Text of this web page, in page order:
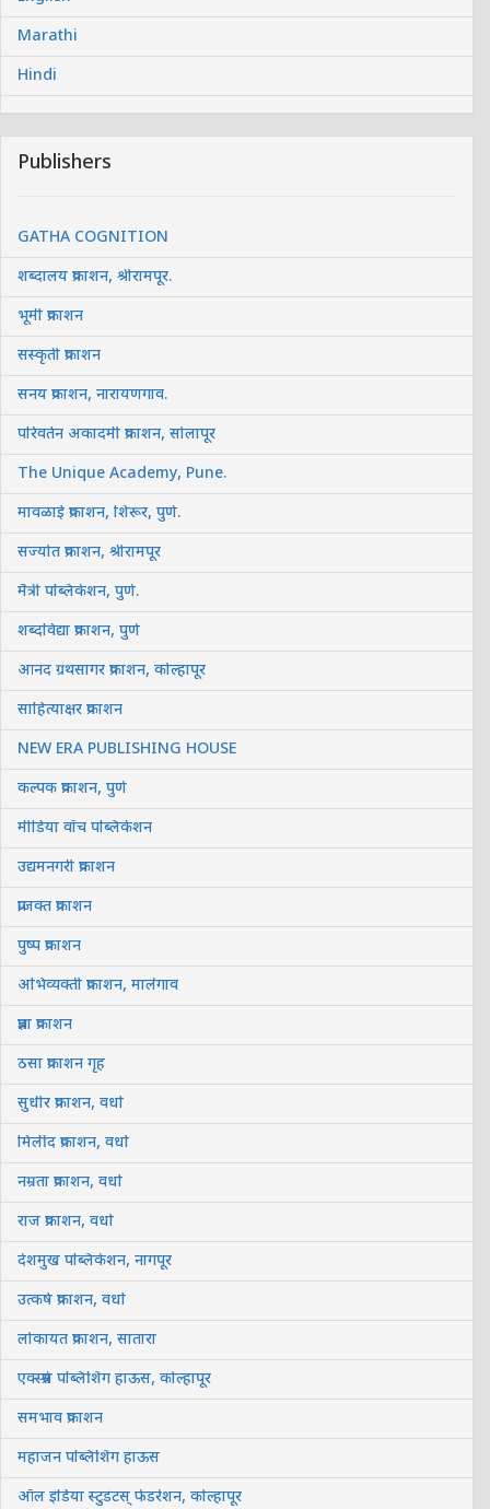
Marathi
Hindi
Publishers
GATHA COGNITION
शब्दालय प्रकाशन, श्रीरामपूर.
भूमी प्रकाशन
संस्कृती प्रकाशन
सनय प्रकाशन, नारायणगाव.
परिवर्तन अकादमी प्रकाशन, सोलापूर
The Unique Academy, Pune.
मावळाई प्रकाशन, शिरूर, पुणे.
संज्योत प्रकाशन, श्रीरामपूर
मैत्री पब्लिकेशन, पुणे.
शब्दविद्या प्रकाशन, पुणे
आनंद ग्रंथसागर प्रकाशन, कोल्हापूर
साहित्याक्षर प्रकाशन
NEW ERA PUBLISHING HOUSE
कल्पक प्रकाशन, पुणे
मीडिया वॉच पब्लिकेशन
उद्यमनगरी प्रकाशन
प्राजक्त प्रकाशन
पुष्प प्रकाशन
अभिव्यक्ती प्रकाशन, मालेगाव
प्रज्ञा प्रकाशन
ठसा प्रकाशन गृह
सुधीर प्रकाशन, वर्धा
मिलींद प्रकाशन, वर्धा
नम्रता प्रकाशन, वर्धा
राज प्रकाशन, वर्धा
देशमुख पब्लिकेशन, नागपूर
उत्कर्ष प्रकाशन, वर्धा
लोकायत प्रकाशन, सातारा
एक्स्प्रेस पब्लिशिंग हाऊस, कोल्हापूर
समभाव प्रकाशन
महाजन पब्लिशिंग हाऊस
ऑल इंडिया स्टुडंटस् फेडरेशन, कोल्हापूर